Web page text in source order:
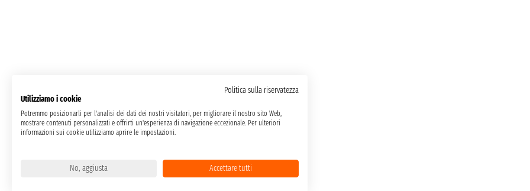
Politica sulla riservatezza
Utilizziamo i cookie
Potremmo posizionarli per l'analisi dei dati dei nostri visitatori, per migliorare il nostro sito Web,
mostrare contenuti personalizzati e offrirti un'esperienza di navigazione eccezionale. Per ulteriori
informazioni sui cookie utilizziamo aprire le impostazioni.
No, aggiusta Accettare tutti